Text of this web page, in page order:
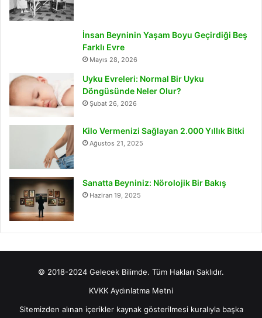
İnsan Beyninin Yaşam Boyu Geçirdiği Beş
Farklı Evre
Mayıs 28, 2026
Uyku Evreleri: Normal Bir Uyku
Döngüsünde Neler Olur?
Şubat 26, 2026
Kilo Vermenizi Sağlayan 2.000 Yıllık Bitki
Ağustos 21, 2025
Sanatta Beyniniz: Nörolojik Bir Bakış
Haziran 19, 2025
© 2018-2024 Gelecek Bilimde. Tüm Hakları Saklıdır.
KVKK Aydınlatma Metni
Sitemizden alınan içerikler kaynak gösterilmesi kuralıyla başka